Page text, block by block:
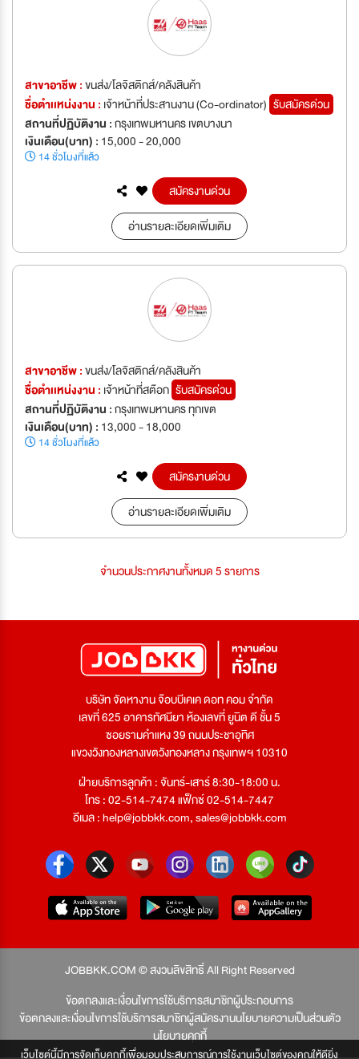
เว็บไซต์นี้มีการจัดเก็บคุกกี้เพื่อมอบประสบการณ์การใช้งานเว็บไซต์ของคุณให้ดียิ่ง
สาขาอาชีพ :ขนส่ง/โลจิสติกส์/คลังสินค้า
ชื่อตำเเหน่งงาน : เจ้าหน้าที่ประสานงาน (Co-ordinator) รับสมัครด่วน
สถานที่ปฏิบัติงาน :กรุงเทพมหานคร เขตบางนา
เงินเดือน(บาท) : 15,000 - 20,000
14 ชั่วโมงที่แล้ว
สมัครงานด่วน
อ่านรายละเอียดเพิ่มเติม
สาขาอาชีพ :ขนส่ง/โลจิสติกส์/คลังสินค้า
ชื่อตำเเหน่งงาน : เจ้าหน้าที่สต๊อก รับสมัครด่วน
สถานที่ปฏิบัติงาน :กรุงเทพมหานคร ทุกเขต
เงินเดือน(บาท) : 13,000 - 18,000
14 ชั่วโมงที่แล้ว
สมัครงานด่วน
อ่านรายละเอียดเพิ่มเติม
จำนวนประกาศงานทั้งหมด 5 รายการ
บริษัท จัดหางาน จ๊อบบีเคเค ดอท คอม จำกัด
เลขที่ 625 อาคารทัศนียา ห้องเลขที่ ยูนิต ดี ชั้น 5
ซอยรามคำแหง 39 ถนนประชาอุทิศ
แขวงวังทองหลางเขตวังทองหลาง กรุงเทพฯ 10310
ฝ่ายบริการลูกค้า : จันทร์-เสาร์ 8:30-18:00 น.
โทร : 02-514-7474 แฟ็กซ์ 02-514-7447
อีเมล :help@jobbkk.com,sales@jobbkk.com
JOBBKK.COM © สงวนลิขสิทธิ์ All Right Reserved
ข้อตกลงและเงื่อนไขการใช้บริการสมาชิกผู้ประกอบการ
ข้อตกลงและเงื่อนไขการใช้บริการสมาชิกผู้สมัครงานนโยบายความเป็นส่วนตัว
นโยบายคุกกี้